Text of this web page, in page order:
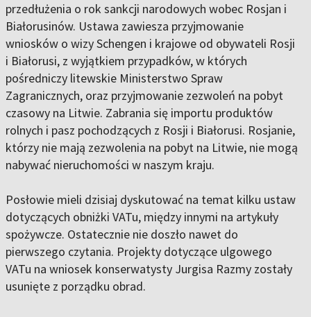
przedłużenia o rok sankcji narodowych wobec Rosjan i
Białorusinów. Ustawa zawiesza przyjmowanie
wniosków o wizy Schengen i krajowe od obywateli Rosji
i Białorusi, z wyjątkiem przypadków, w których
pośredniczy litewskie Ministerstwo Spraw
Zagranicznych, oraz przyjmowanie zezwoleń na pobyt
czasowy na Litwie. Zabrania się importu produktów
rolnych i pasz pochodzących z Rosji i Białorusi. Rosjanie,
którzy nie mają zezwolenia na pobyt na Litwie, nie mogą
nabywać nieruchomości w naszym kraju.
Posłowie mieli dzisiaj dyskutować na temat kilku ustaw
dotyczących obniżki VATu, między innymi na artykuły
spożywcze. Ostatecznie nie doszło nawet do
pierwszego czytania. Projekty dotyczące ulgowego
VATu na wniosek konserwatysty Jurgisa Razmy zostały
usunięte z porządku obrad.